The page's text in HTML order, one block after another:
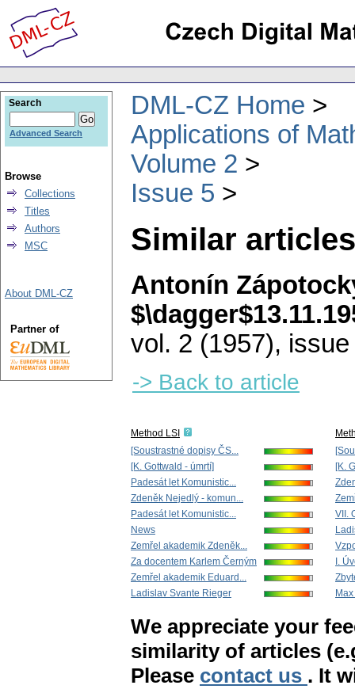
DML-CZ Home
Applications of
Volume 2
Issue 5
Similar
Antonín
vol. 2 (1957), issue
-> Back to article
Method LSI
[Soustrastné dopisy ČS...
[K. Gottwald - úmrtí]
Padesát let Komunistic...
Zdeněk Nejedlý - komun...
Padesát let Komunistic...
News
Zemřel akademik Zdeněk...
Za docentem Karlem Černým
Zemřel akademik Eduard...
Ladislav Svante Rieger
[K.
VII.
I.
We appreciate your
similarity of articles
Please contact us . It
Search
Advanced Search
Browse
Collections
Titles
Authors
MSC
About DML-CZ
Partner of